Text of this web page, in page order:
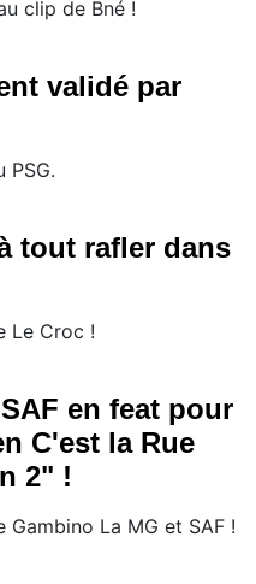
clip de Bné !
validé par
PSG.
tout rafler dans
Le Croc !
en feat pour
C'est la Rue
2" !
La MG et SAF !